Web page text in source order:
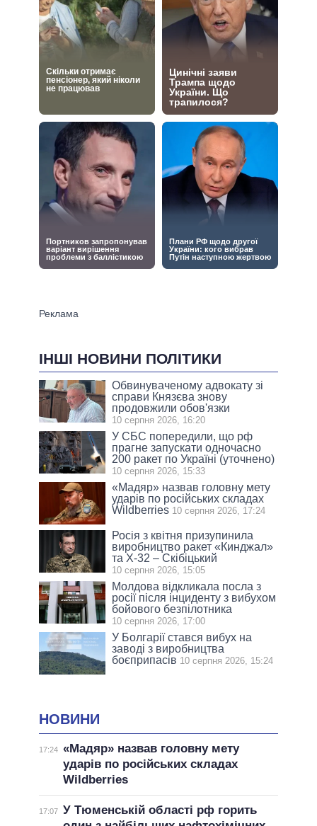
ІНШІ НОВИНИ ПОЛІТИКИ
Обвинуваченому адвокату зі
справи Князєва знову
продовжили обов'язки
10 серпня 2026, 16:20
У СБС попередили, що рф
прагне запускати одночасно
200 ракет по Україні (уточнено)
10 серпня 2026, 15:33
«Мадяр» назвав головну мету
ударів по російських складах
Wildberries 10 серпня 2026, 17:24
Росія з квітня призупинила
виробництво ракет «Кинджал»
та Х-32 – Скібіцький
10 серпня 2026, 15:05
Молдова відкликала посла з
росії після інциденту з вибухом
бойового безпілотника
10 серпня 2026, 17:00
У Болгарії стався вибух на
заводі з виробництва
боєприпасів 10 серпня 2026, 15:24
НОВИНИ
17:24 «Мадяр» назвав головну мету
ударів по російських складах
Wildberries
17:07 У Тюменській області рф горить